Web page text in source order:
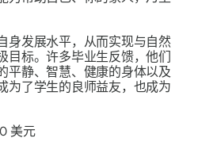
身发展水平，从而实现与自然
目标。许多毕业生反馈，他们
平静、智慧、健康的身体以及
为了学生的良师益友，也成为
美元